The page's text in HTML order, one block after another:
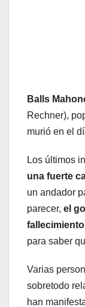
Balls
Rechner),
murió en el
Los últimos
una fuerte
un andador
parecer, el
fallecimiento
para saber
Varias
sobretodo
han